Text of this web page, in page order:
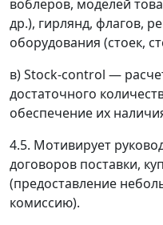
воблеров, моделей
др.), гирлянд, флагов,
оборудования (стоек,
в) Stock-control —
достаточного
обеспечение их
4.5. Мотивирует
договоров поставки,
(предоставление
комиссию).